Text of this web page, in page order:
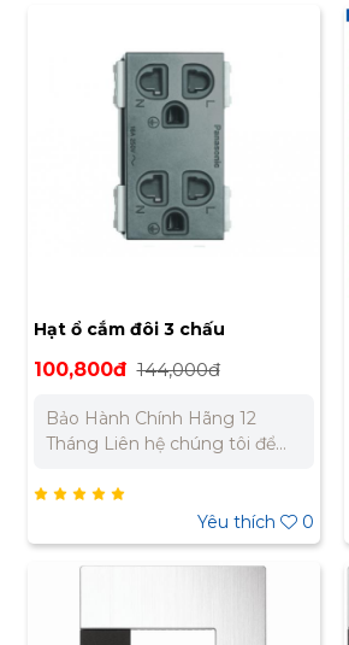
tôi để nhận báo giá tốt nhất
cho dự án. Miền Bắc : 0989
310 979 – 0973 106 269 Miền
Nam: 0902 303 733 – 0945
Hạt ổ cắm đôi 3 chấu
Panasonic WEG15829B-G
100,800đ 144,000đ
Bảo Hành Chính Hãng 12
Tháng Liên hệ chúng tôi để
án. Miền Bắc : 0989 310 979 –
0902 303 733 – 0945 332 980
Yêu thích 0